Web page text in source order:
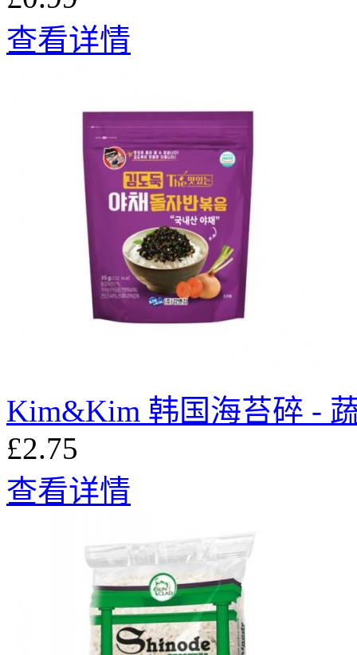
查看详情
Kim&Kim 韩国海苔碎 -
£2.75
查看详情